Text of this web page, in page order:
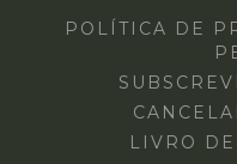
POLÍTICA DE
LIVRO